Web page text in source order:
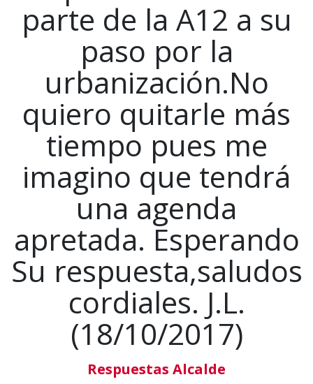
parte de la A12 a su
paso por la
urbanización.No
quiero quitarle más
tiempo pues me
imagino que tendrá
una agenda
apretada. Esperando
Su respuesta,saludos
cordiales. J.L.
(18/10/2017)
Respuestas Alcalde